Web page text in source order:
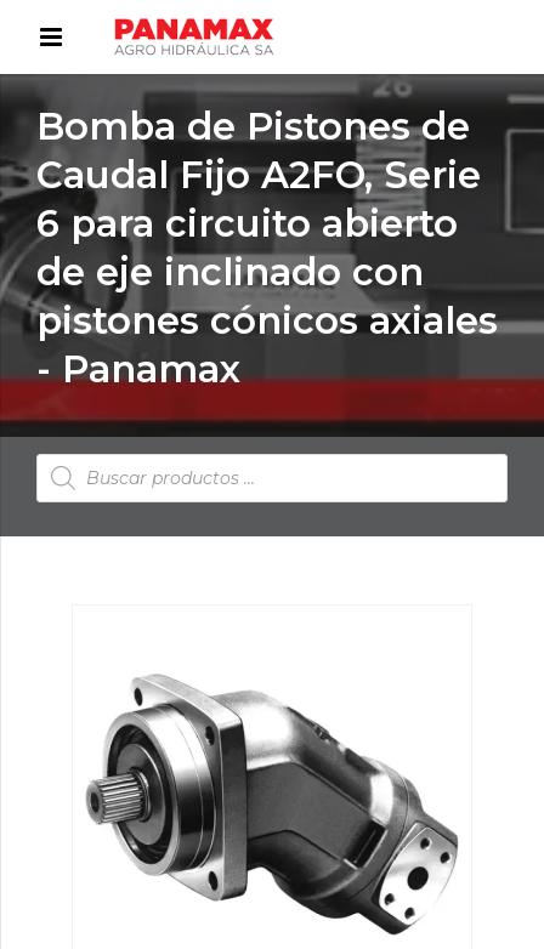
Bomba de Pistones de
Caudal Fijo A2FO, Serie
6 para circuito abierto
de eje inclinado con
pistones cónicos axiales
- Panamax
Búsqueda
de